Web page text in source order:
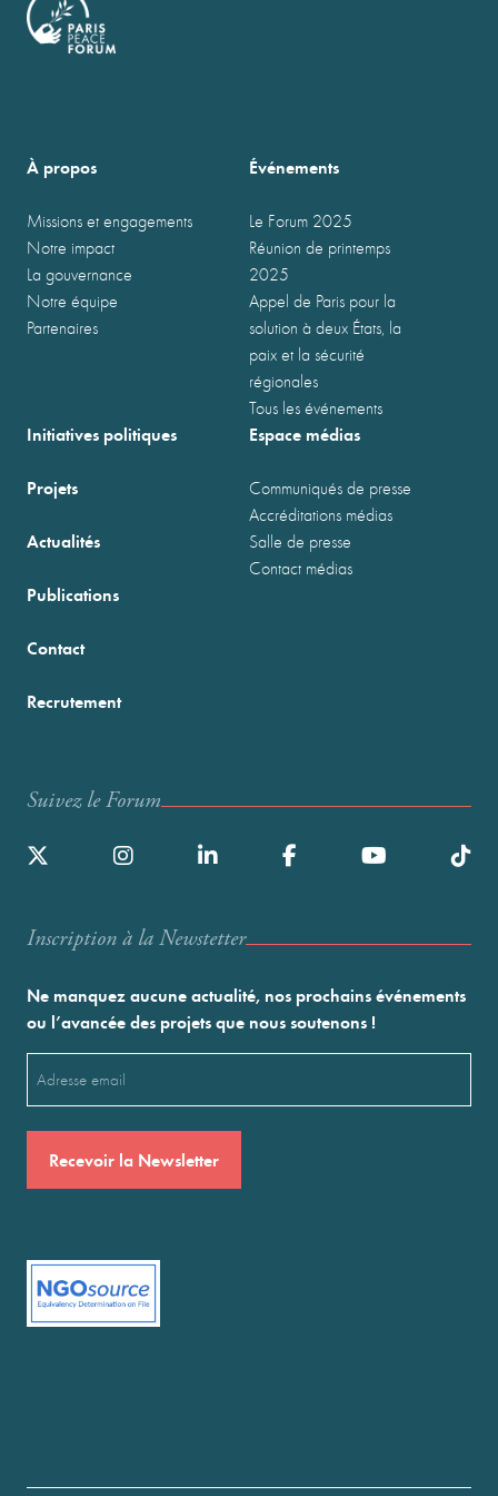
À propos
Missions et engagements
Notre impact
La gouvernance
Notre équipe
Partenaires
Événements
Le Forum 2025
Réunion de printemps
2025
Appel de Paris pour la
solution à deux États, la
paix et la sécurité
régionales
Tous les événements
Initiatives politiques
Projets
Actualités
Publications
Espace médias
Communiqués de presse
Accréditations médias
Salle de presse
Contact médias
Contact
Recrutement
Suivez le Forum
Inscription à la Newstetter
Ne manquez aucune actualité, nos prochains événements
ou l’avancée des projets que nous soutenons !
(Nécessaire)